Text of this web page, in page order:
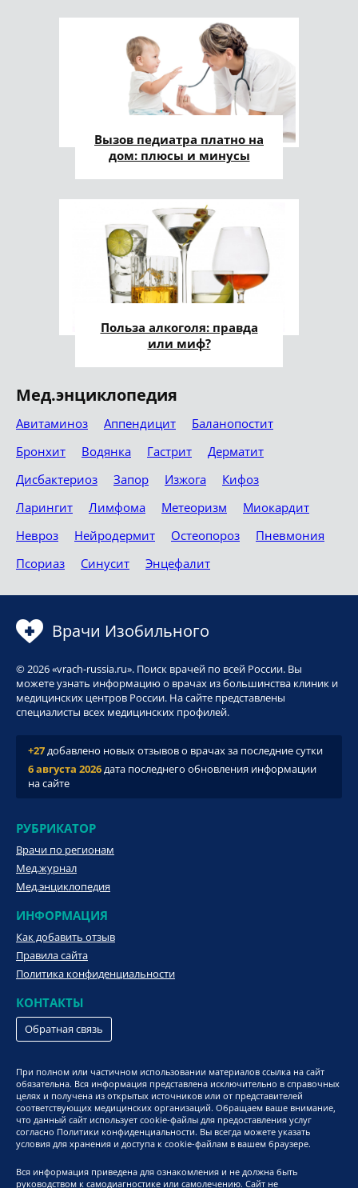
Вызов педиатра платно на
дом: плюсы и минусы
Польза алкоголя: правда
или миф?
Мед.энциклопедия
Авитаминоз Аппендицит
Баланопостит
Бронхит
Водянка Гастрит
Дерматит
Дисбактериоз
Запор Изжога
Кифоз
Ларингит
Лимфома Метеоризм
Миокардит
Невроз
Нейродермит Остеопороз
Пневмония
Псориаз
Синусит Энцефалит
Врачи Изобильного
© 2026 «vrach-russia.ru». Поиск врачей по всей России. Вы
можете узнать информацию о врачах из большинства клиник и
медицинских центров России. На сайте представлены
специалисты всех медицинских профилей.
+27добавлено новых отзывов о врачах за последние сутки
6 августа 2026дата последнего обновления информации
на сайте
РУБРИКАТОР
Врачи по регионам
Мед.журнал
Мед.энциклопедия
ИНФОРМАЦИЯ
Как добавить отзыв
Правила сайта
Политика конфиденциальности
КОНТАКТЫ
Обратная связь
При полном или частичном использовании материалов ссылка на сайт
обязательна. Вся информация представлена исключительно в справочных
целях и получена из открытых источников или от представителей
соответствующих медицинских организаций. Обращаем ваше внимание,
что данный сайт использует cookie-файлы для предоставления услуг
согласно Политики конфиденциальности. Вы всегда можете указать
условия для хранения и доступа к cookie-файлам в вашем браузере.
Вся информация приведена для ознакомления и не должна быть
руководством к самодиагностике или самолечению. Сайт не